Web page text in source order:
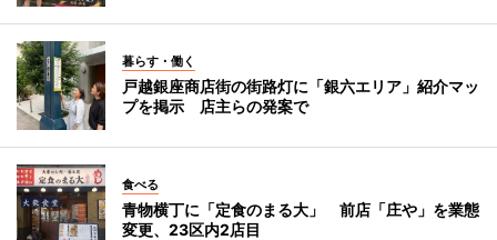
暮らす・働く
戸越銀座商店街の街路灯に「銀六エリア」紹介マッ
プを掲示 店主らの発案で
食べる
青物横丁に「定食のまる大」 前店「庄や」を業態
変更、23区内2店目